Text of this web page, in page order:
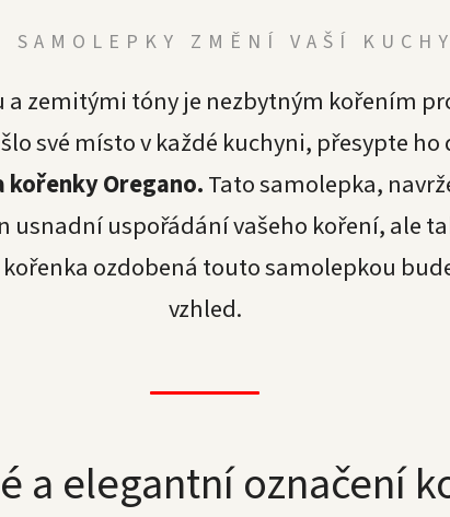
SAMOLEPKY ZMĚNÍ VAŠÍ
zemitými tóny je nezbytným kořením
své místo v každé kuchyni, přesypte
kořenky Oregano.Tato samolepka,
usnadní uspořádání vašeho koření, ale
kořenka ozdobená touto samolepkou
vzhled.
a elegantní označení